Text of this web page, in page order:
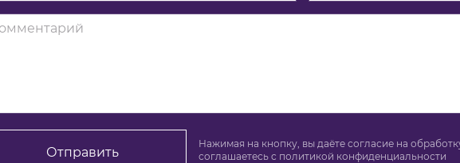
Отправить
Нажимая на кнопку, вы даёте согласие на
соглашаетесь c политикой конфиденциальности